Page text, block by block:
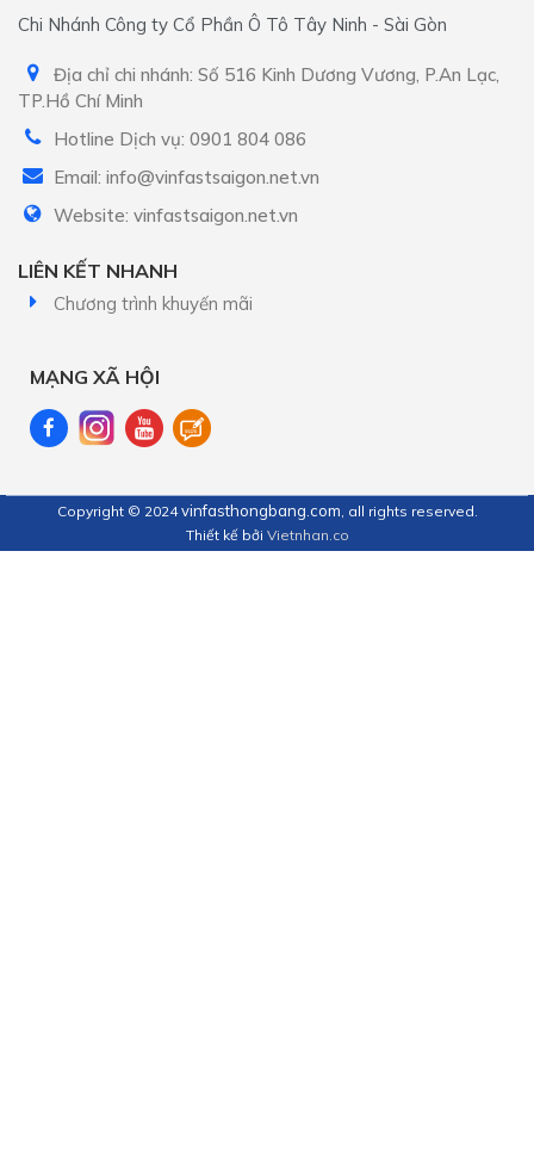
Chi Nhánh Công ty Cổ Phần Ô Tô Tây Ninh - Sài Gòn
Địa chỉ chi nhánh: Số 516 Kinh Dương Vương, P.An Lạc,
TP.Hồ Chí Minh
Hotline Dịch vụ: 0901 804 086
Email: info@vinfastsaigon.net.vn
Website: vinfastsaigon.net.vn
LIÊN KẾT NHANH
Chương trình khuyến mãi
MẠNG XÃ HỘI
Copyright © 2024vinfasthongbang.com , all rights reserved.
Thiết kế bởi Vietnhan.co